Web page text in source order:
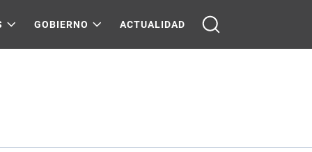
GOBIERNO ACTUALIDAD